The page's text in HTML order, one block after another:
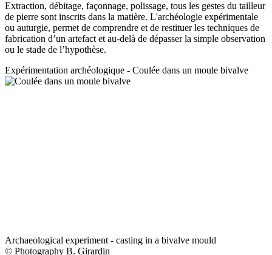
Extraction, débitage, façonnage, polissage, tous les gestes du tailleur
de pierre sont inscrits dans la matière. L'archéologie expérimentale
ou auturgie, permet de comprendre et de restituer les techniques de
fabrication d’un artefact et au-delà de dépasser la simple observation
ou le stade de l’hypothèse.
Expérimentation archéologique - Coulée dans un moule bivalve
Archaeological experiment - casting in a bivalve mould
© Photography B. Girardin